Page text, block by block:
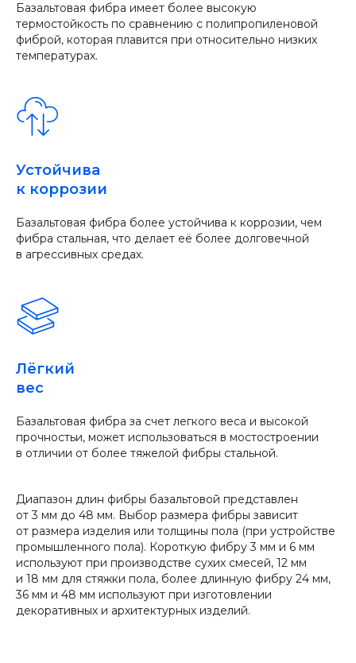
Базальтовая фибра имеет более высокую
термостойкость по сравнению с полипропиленовой
фиброй, которая плавится при относительно низких
температурах.
Устойчива
к коррозии
Базальтовая фибра более устойчива к коррозии, чем
фибра стальная, что делает её более долговечной
в агрессивных средах.
Лёгкий
вес
Базальтовая фибра за счет легкого веса и высокой
прочностьи, может использоваться в мостостроении
в отличии от более тяжелой фибры стальной.
Диапазон длин фибры базальтовой представлен
от 3 мм до 48 мм. Выбор размера фибры зависит
от размера изделия или толщины пола (при устройстве
промышленного пола). Короткую фибру 3 мм и 6 мм
используют при производстве сухих смесей, 12 мм
и 18 мм для стяжки пола, более длинную фибру 24 мм,
36 мм и 48 мм используют при изготовлении
декоративных и архитектурных изделий.